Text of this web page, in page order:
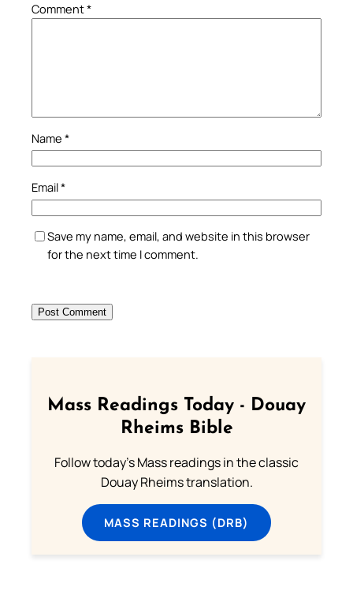
Comment*
Name *
Email*
Save my name, email, and website in this browser
for the next time I comment.
Mass Readings Today - Douay
Rheims Bible
Follow today's Mass readings in the classic
Douay Rheims translation.
MASS READINGS (DRB)